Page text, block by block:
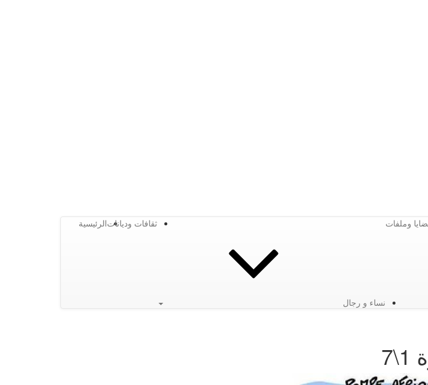
الرئيسيةثقافات وديانات
نساء و رجال
وملفات